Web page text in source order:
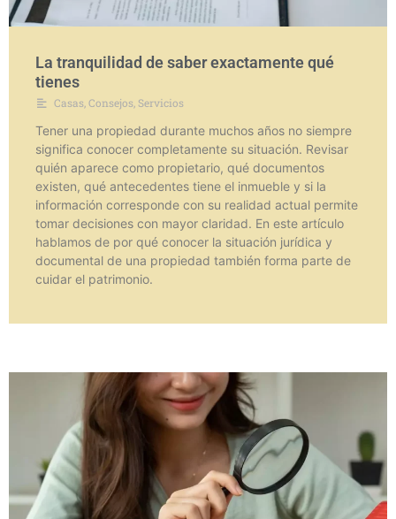
La tranquilidad de saber exactamente qué
tienes
Casas Consejos Servicios
Tener una propiedad durante muchos años no siempre
significa conocer completamente su situación. Revisar
quién aparece como propietario, qué documentos
existen, qué antecedentes tiene el inmueble y si la
información corresponde con su realidad actual permite
tomar decisiones con mayor claridad. En este artículo
hablamos de por qué conocer la situación jurídica y
documental de una propiedad también forma parte de
cuidar el patrimonio.